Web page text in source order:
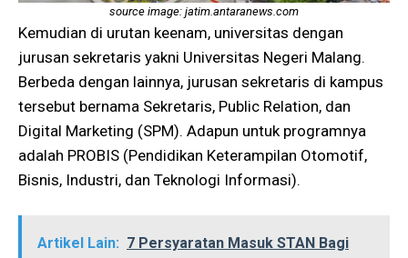
source image: jatim.antaranews.com
Kemudian di urutan keenam, universitas dengan
jurusan sekretaris yakni Universitas Negeri Malang.
Berbeda dengan lainnya, jurusan sekretaris di kampus
tersebut bernama Sekretaris, Public Relation, dan
Digital Marketing (SPM). Adapun untuk programnya
adalah PROBIS (Pendidikan Keterampilan Otomotif,
Bisnis, Industri, dan Teknologi Informasi).
Artikel Lain: 7 Persyaratan Masuk STAN Bagi